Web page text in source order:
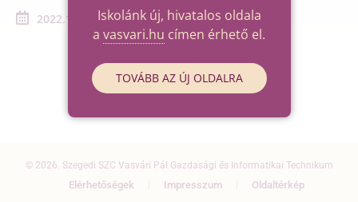
2022.12.09. - 2022.12.09.
© 2026. Szegedi SZC Vasvári Pál Gazdasági és Informatikai Technikum
Elérhetőségek Impresszum Oldaltérkép
Iskolánk új, hivatalos oldala
a vasvari.hu címen érhető el.
TOVÁBB AZ ÚJ OLDALRA